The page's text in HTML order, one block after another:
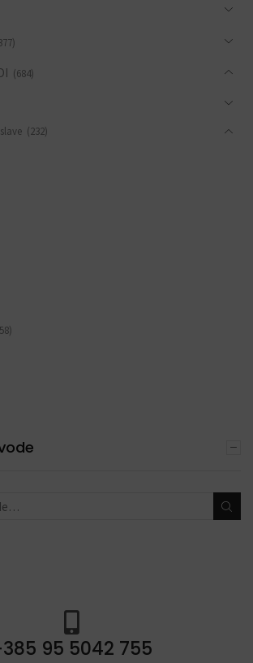
(684)
(232)
95 5042 755